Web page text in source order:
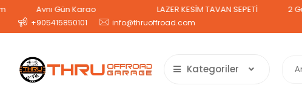
Aynı Gün Kargo LAZER KESİM TAVAN SEPETİ 2 Günde
+905415850101 info@thruoffroad.com
Kategoriler